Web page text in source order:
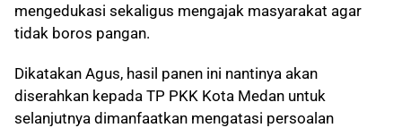
mengedukasi sekaligus mengajak masyarakat agar
tidak boros pangan.
Dikatakan Agus, hasil panen ini nantinya akan
diserahkan kepada TP PKK Kota Medan untuk
selanjutnya dimanfaatkan mengatasi persoalan